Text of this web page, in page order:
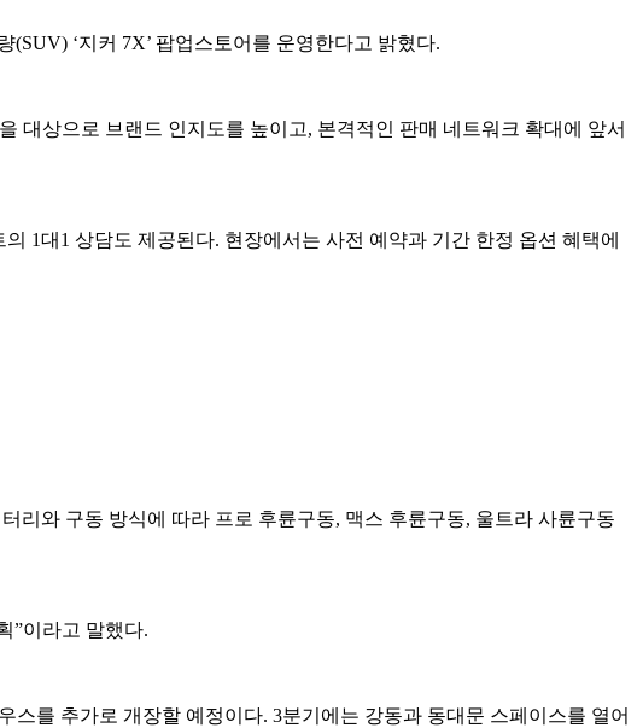
‘지커 7X’ 팝업스토어를 운영한다고 밝혔다.
대상으로 브랜드 인지도를 높이고, 본격적인 판매 네트워크 확대에 앞서
1대1 상담도 제공된다. 현장에서는 사전 예약과 기간 한정 옵션 혜택에
리와 구동 방식에 따라 프로 후륜구동, 맥스 후륜구동, 울트라 사륜구동
”이라고 말했다.
를 추가로 개장할 예정이다. 3분기에는 강동과 동대문 스페이스를 열어